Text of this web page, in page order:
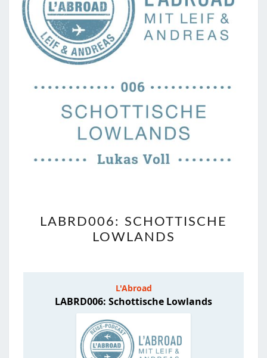
SCHOTTISCHE
LOWLANDS
LABRD006: SCHOTTISCHE
LOWLANDS